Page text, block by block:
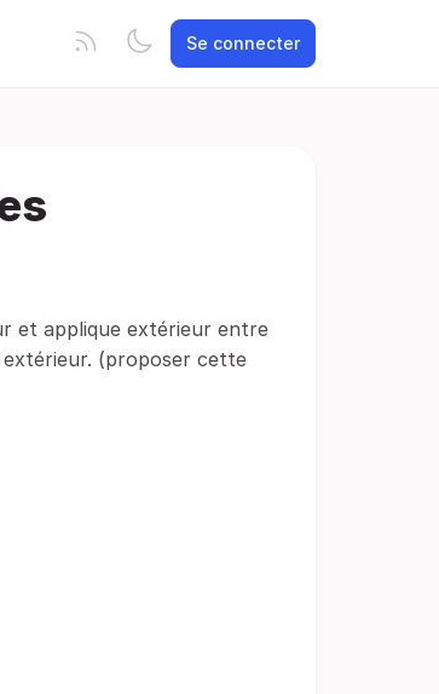
Se connecter
et applique extérieur entre
(proposer cette